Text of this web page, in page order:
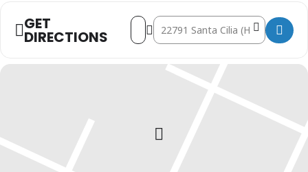
GET
DIRECTIONS
Address - CURSO DE VUELO
Destination Address - CURSO DE